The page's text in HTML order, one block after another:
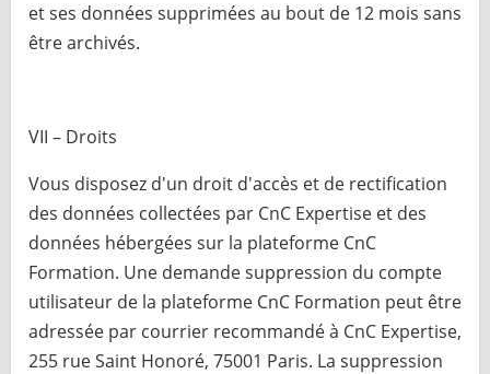
et ses données supprimées au bout de 12 mois sans
être archivés.
VII – Droits
Vous disposez d'un droit d'accès et de rectification
des données collectées par CnC Expertise et des
données hébergées sur la plateforme CnC
Formation. Une demande suppression du compte
utilisateur de la plateforme CnC Formation peut être
adressée par courrier recommandé à CnC Expertise,
255 rue Saint Honoré, 75001 Paris. La suppression